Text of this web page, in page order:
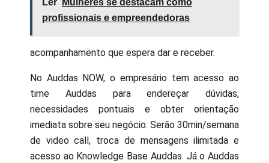
Ler
Mulheres se destacam como
profissionais e empreendedoras
acompanhamento que espera dar e receber.
No Auddas NOW, o empresário tem acesso ao
time Auddas para endereçar dúvidas,
necessidades pontuais e obter orientação
imediata sobre seu negócio. Serão 30min/semana
de video call, troca de mensagens ilimitada e
acesso ao Knowledge Base Auddas. Já o Auddas